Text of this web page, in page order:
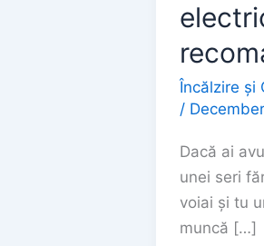
Încălzire și
/
Dacă ai
unei seri
voiai și tu
muncă […]